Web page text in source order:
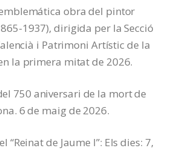
obra del pintor
1937), dirigida per la Secció
i Patrimoni Artístic de la
la primera mitat de 2026.
750 aniversari de la mort de
6 de maig de 2026.
“Reinat de Jaume I”: Els dies: 7,